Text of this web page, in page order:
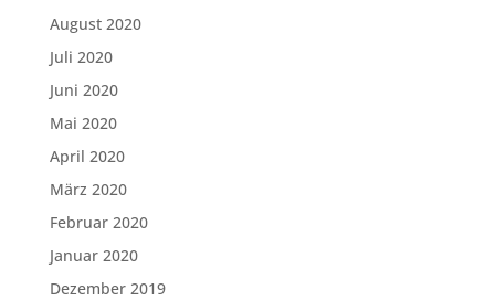
August 2020
Juli 2020
Juni 2020
Mai 2020
April 2020
März 2020
Februar 2020
Januar 2020
Dezember 2019